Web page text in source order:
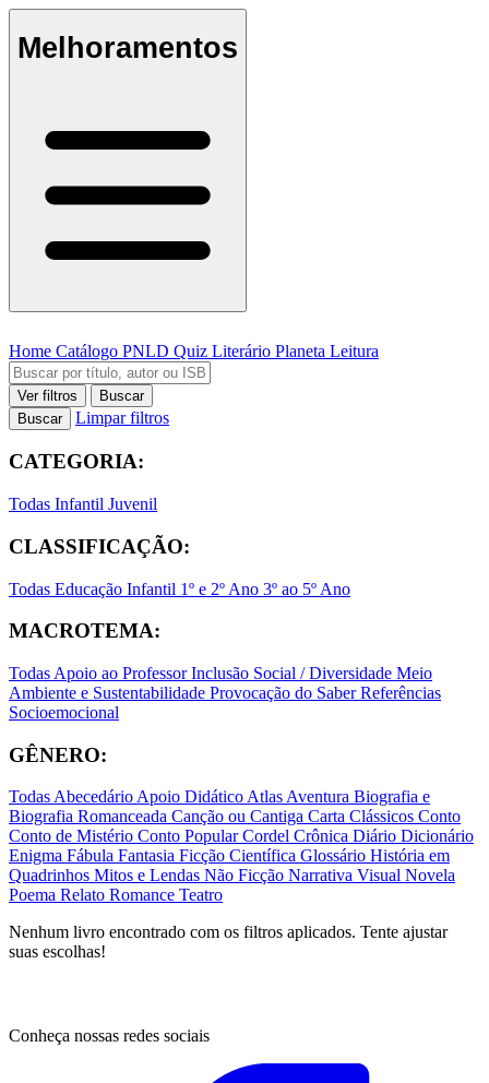
Melhoramentos
Home Catálogo PNLD Quiz Literário Planeta Leitura
Ver filtros
Buscar
Buscar
Limpar filtros
CATEGORIA:
Todas Infantil Juvenil
CLASSIFICAÇÃO:
Todas Educação Infantil 1º e 2º Ano 3º ao 5º Ano
MACROTEMA:
Todas Apoio ao ProfessorInclusão Social / Diversidade Meio
Ambiente e Sustentabilidade Provocação do SaberReferências
Socioemocional
GÊNERO:
TodasAbecedárioApoio DidáticoAtlasAventura Biografia e
Biografia Romanceada Canção ou Cantiga Carta Clássicos Conto
Conto de Mistério Conto PopularCordel Crônica Diário Dicionário
Enigma Fábula Fantasia Ficção Científica Glossário História em
Quadrinhos Mitos e Lendas Não Ficção Narrativa Visual Novela
Poema Relato Romance Teatro
Nenhum livro encontrado com os filtros aplicados. Tente ajustar
suas escolhas!
Conheça nossas redes sociais